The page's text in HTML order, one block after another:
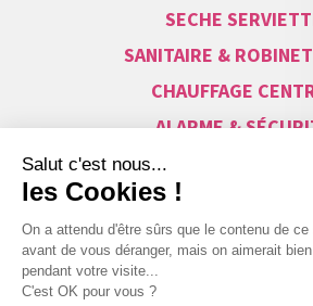
SECHE
SANITAIRE &
CHAUFFAGE
ALARME &
MAISON
VISIOPHONE &
LUMINAIRES &
NOS GAMMES